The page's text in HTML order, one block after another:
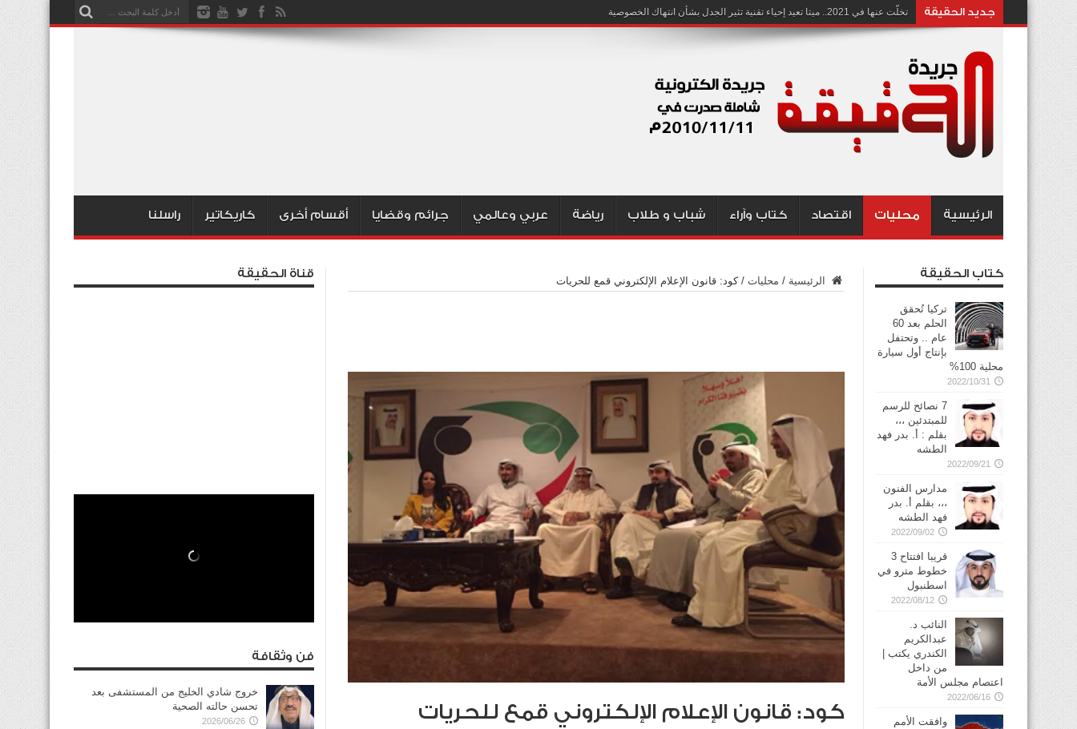
جديد الحقيقة تخلّت عنها في 2021.. ميتا تعيد إحياء تقنية تثير الجدل بشأن انتهاك الخصوصية
الرئيسية محليات اقتصاد كتاب وآراء شباب و طلاب رياضة عربي وعالمي جرائم وقضايا أقسام أخرى كاريكاتير راسلنا
الرئيسية / محليات / كود: قانون الإعلام الإلكتروني قمع للحريات
كود: قانون الإعلام الإلكتروني قمع للحريات
كتاب الحقيقة
تركيا تُحقق
الحلم بعد 60
عام .. وتحتفل
بإنتاج أول سيارة
محلية 100%
2022/10/31
7 نصائح للرسم
للمبتدئين ،،،
بقلم : أ. بدر فهد
الطشه
2022/09/21
مدارس الفنون
،،، بقلم أ. بدر
فهد الطشه
2022/09/02
قريبا افتتاح 3
خطوط مترو في
2022/08/12
النائب د.
عبدالكريم
الكندري يكتب |
من داخل
اعتصام مجلس الأمة
2022/06/16
وافقت الأمم
قناة الحقيقة
فن وثقافة
خروج شادي الخليج من المستشفى بعد
تحسن حالته الصحية
2026/06/26